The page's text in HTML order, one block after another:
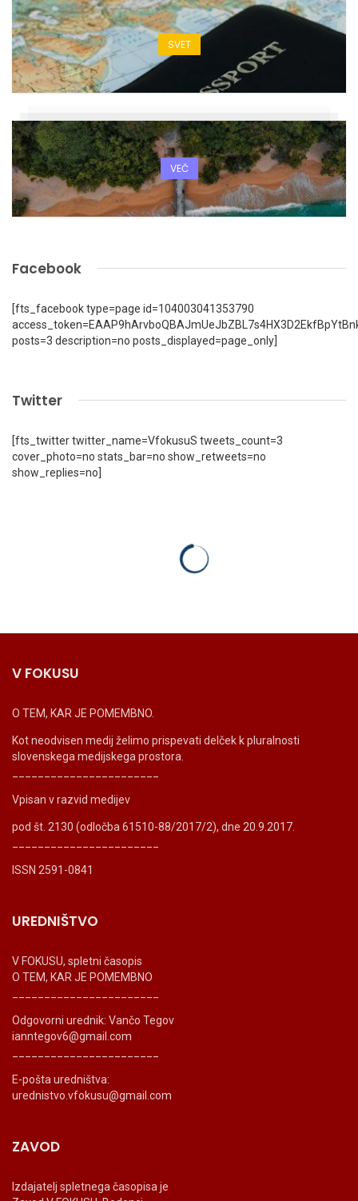
SVET
VEČ
Facebook
[fts_facebook type=page id=104003041353790
posts=3 description=no posts_displayed=page_only]
Twitter
[fts_twitter twitter_name=VfokusuS tweets_count=3
cover_photo=no stats_bar=no show_retweets=no
show_replies=no]
V FOKUSU
O TEM, KAR JE POMEMBNO.
Kot neodvisen medij želimo prispevati delček k pluralnosti
slovenskega medijskega prostora.
Vpisan v razvid medijev
pod št. 2130 (odločba 61510-88/2017/2), dne 20.9.2017.
ISSN 2591-0841
UREDNIŠTVO
V FOKUSU, spletni časopis
O TEM, KAR JE POMEMBNO
Odgovorni urednik: Vančo Tegov
ianntegov6@gmail.com
E-pošta uredništva:
urednistvo.vfokusu@gmail.com
ZAVOD
Izdajatelj spletnega časopisa je